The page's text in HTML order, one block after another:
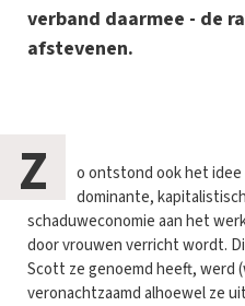
verband daarmee - de
afstevenen.
Z
o ontstond ook het
dominante,
schaduweconomie aan het
door vrouwen verricht wordt.
Scott ze genoemd heeft, werd
veronachtzaamd alhoewel ze